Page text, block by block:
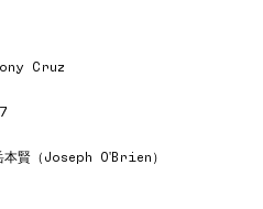
Cruz
本賢（Joseph O'Brien）